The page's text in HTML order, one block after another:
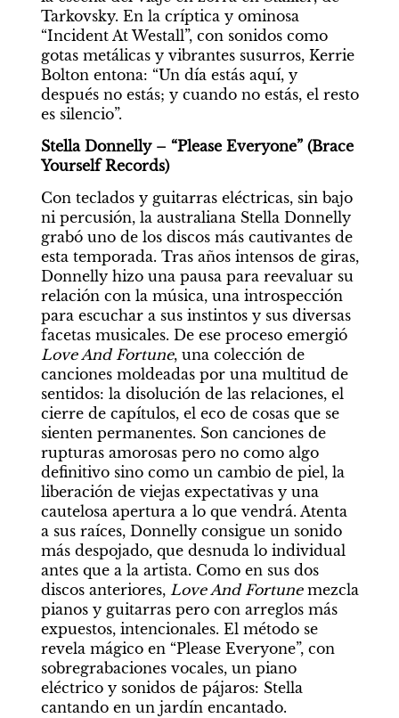
Tarkovsky. En la críptica y ominosa
“Incident At Westall”, con sonidos como
gotas metálicas y vibrantes susurros, Kerrie
Bolton entona: “Un día estás aquí, y
después no estás; y cuando no estás, el resto
es silencio”.
Stella Donnelly – “Please Everyone” (Brace
Yourself Records)
Con teclados y guitarras eléctricas, sin bajo
ni percusión, la australiana Stella Donnelly
grabó uno de los discos más cautivantes de
esta temporada. Tras años intensos de giras,
Donnelly hizo una pausa para reevaluar su
relación con la música, una introspección
para escuchar a sus instintos y sus diversas
facetas musicales. De ese proceso emergió
Love And Fortune, una colección de
canciones moldeadas por una multitud de
sentidos: la disolución de las relaciones, el
cierre de capítulos, el eco de cosas que se
sienten permanentes. Son canciones de
rupturas amorosas pero no como algo
definitivo sino como un cambio de piel, la
liberación de viejas expectativas y una
cautelosa apertura a lo que vendrá. Atenta
a sus raíces, Donnelly consigue un sonido
más despojado, que desnuda lo individual
antes que a la artista. Como en sus dos
discos anteriores, Love And Fortune mezcla
pianos y guitarras pero con arreglos más
expuestos, intencionales. El método se
revela mágico en “Please Everyone”, con
sobregrabaciones vocales, un piano
eléctrico y sonidos de pájaros: Stella
cantando en un jardín encantado.